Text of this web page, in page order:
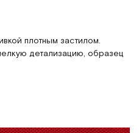
плотным застилом.
детализацию, образец